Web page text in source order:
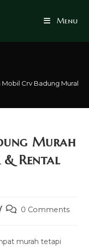
Menu
Mobil Crv Badung Murah
Murah
Rental
Post0 Comments
murah tetapi